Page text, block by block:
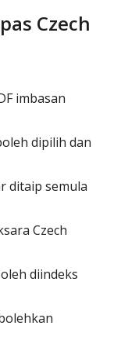
Czech
imbasan
dipilih dan
ditaip semula
Czech
diindeks